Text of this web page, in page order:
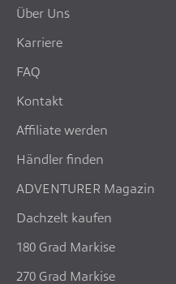
Über Uns
Karriere
FAQ
Kontakt
Affiliate werden
Händler finden
ADVENTURER Magazin
Dachzelt kaufen
180 Grad Markise
270 Grad Markise